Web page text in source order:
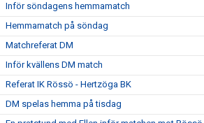
Inför söndagens hemmamatch
Hemmamatch på söndag
Matchreferat DM
Inför kvällens DM match
Referat IK Rössö - Hertzöga BK
DM spelas hemma på tisdag